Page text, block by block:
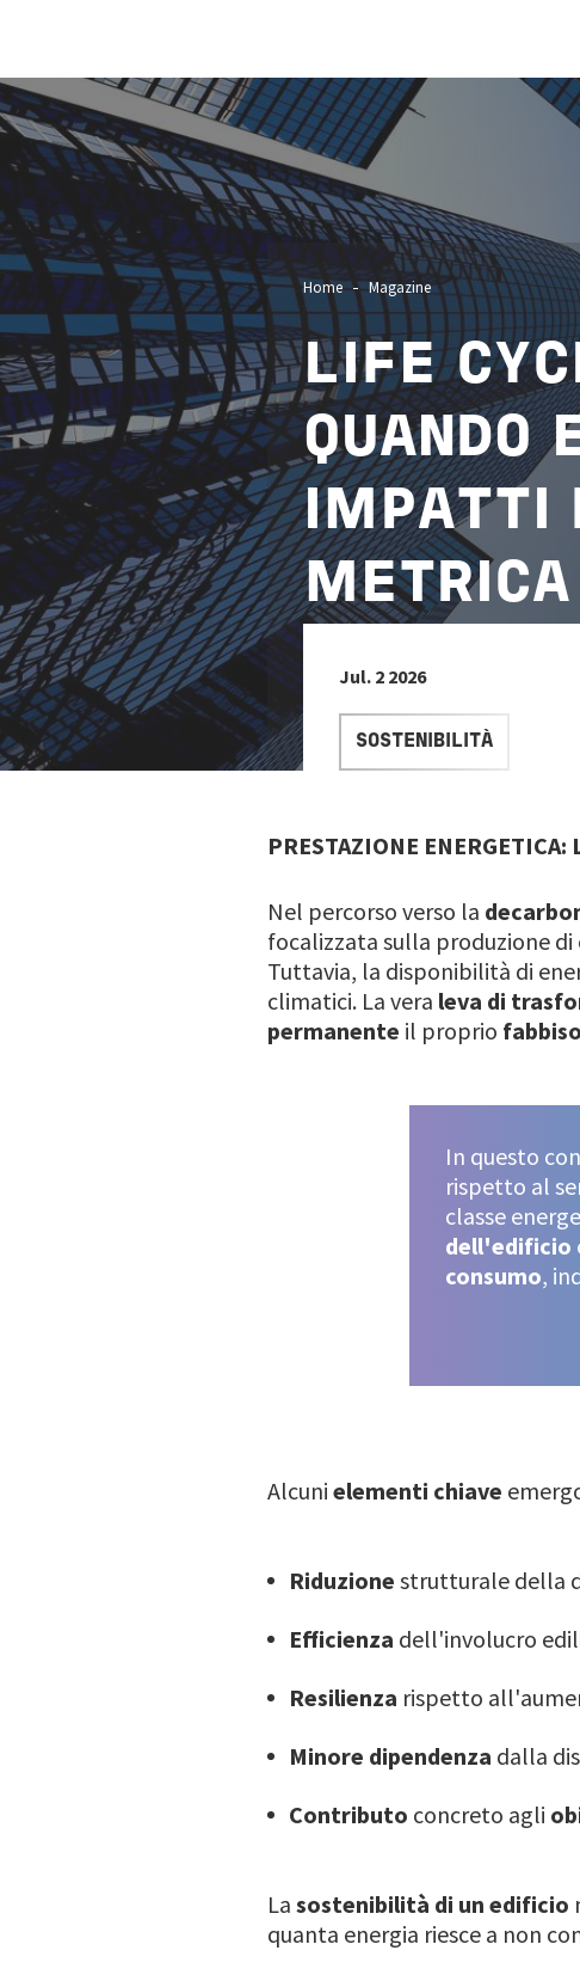
Image
Home Magazine
LIFE
QUANDO
IMPATTI
METRICA
Jul. 2 2026
SOSTENIBILITÀ
PRESTAZIONE ENERGETICA:
Nel percorso verso la
focalizzata sulla produzione
Tuttavia, la disponibilità di
climatici. La vera leva di
permanente il proprio
In questo
rispetto al
classe
dell'edificio
consumo,
Alcuni elementi chiave
Riduzione strutturale della
Efficienza dell'involucro
Resilienza rispetto
Minore dipendenza dalla
Contributo concreto agli
La sostenibilità di un edificio
quanta energia riesce a non